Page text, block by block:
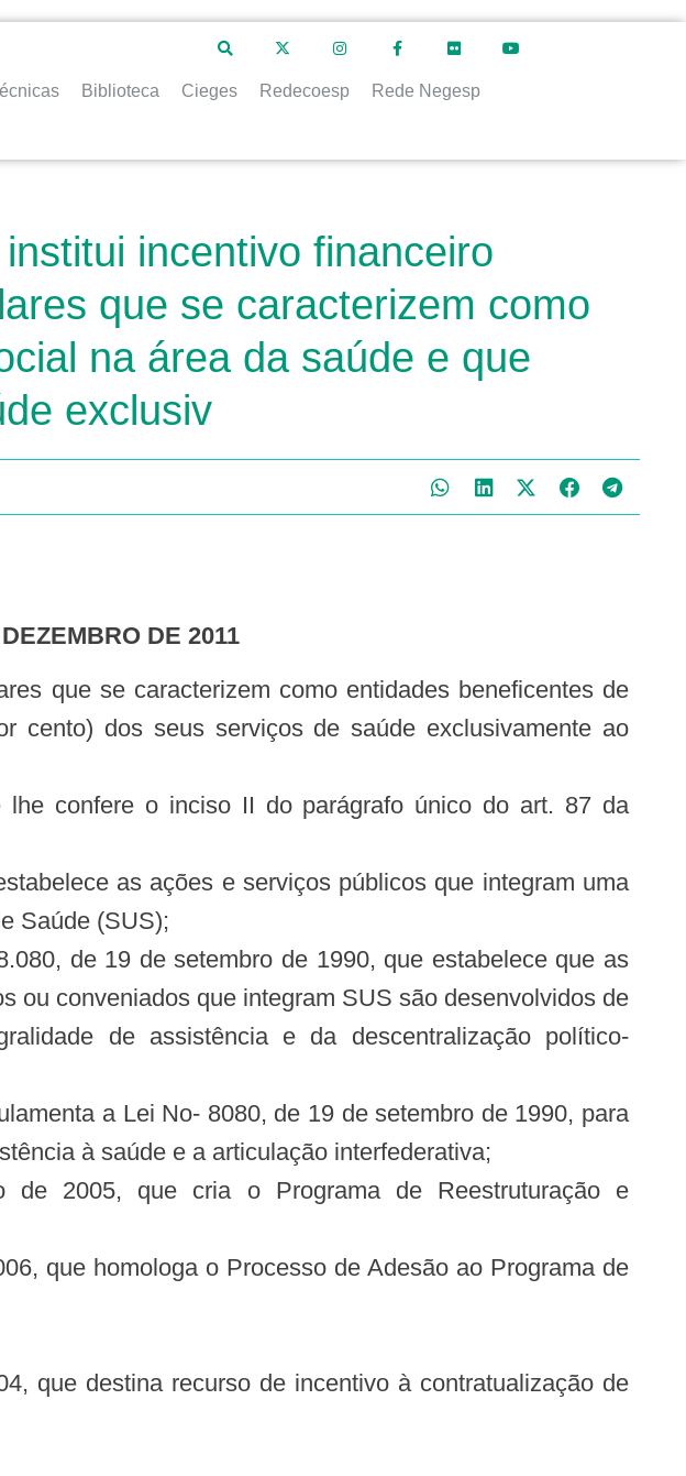
Biblioteca Cieges Redecoesp Rede Negesp
incentivo financeiro
que se caracterizem como
na área da saúde e que
exclusiv
DE 2011
cento) dos seus serviços de saúde exclusivamente ao
confere o inciso II do parágrafo único do art. 87 da
as ações e serviços públicos que integram uma
Saúde (SUS);
de 19 de setembro de 1990, que estabelece que as
ou conveniados que integram SUS são desenvolvidos de
de assistência e da descentralização político-
a Lei No- 8080, de 19 de setembro de 1990, para
à saúde e a articulação interfederativa;
de 2005, que cria o Programa de Reestruturação e
que homologa o Processo de Adesão ao Programa de
que destina recurso de incentivo à contratualização de